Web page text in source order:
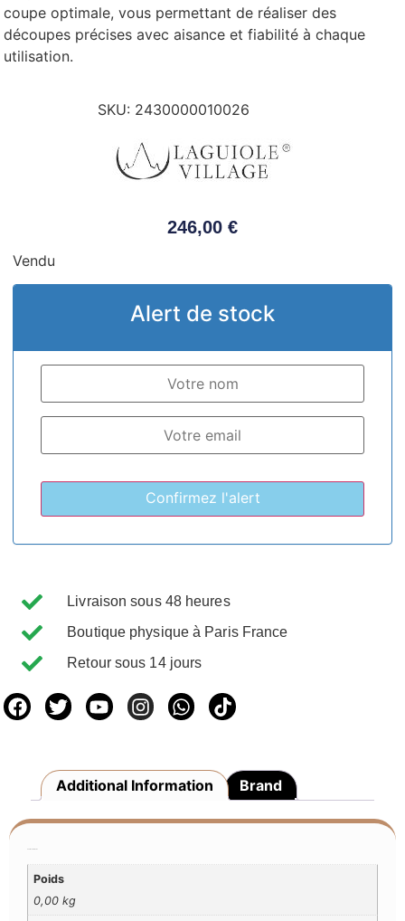
coupe optimale, vous permettant de réaliser des
découpes précises avec aisance et fiabilité à chaque
utilisation.
SKU: 2430000010026
246,00 €
Vendu
Alert de stock
Livraison sous 48 heures
Boutique physique à Paris France
Retour sous 14 jours
Additional Information Brand
Poids
0,00 kg